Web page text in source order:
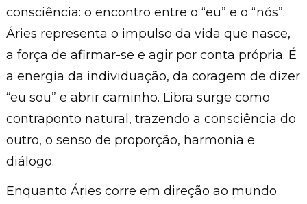
consciência: o encontro entre o “eu” e o “nós”.
Áries representa o impulso da vida que nasce,
a força de afirmar-se e agir por conta própria. É
a energia da individuação, da coragem de dizer
“eu sou” e abrir caminho. Libra surge como
contraponto natural, trazendo a consciência do
outro, o senso de proporção, harmonia e
diálogo.
Enquanto Áries corre em direção ao mundo